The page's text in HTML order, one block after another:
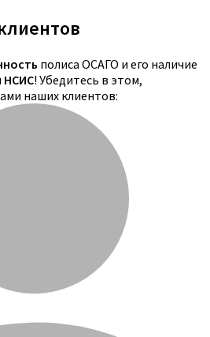
полиса ОСАГО и его наличие
НСИС! Убедитесь в этом,
наших клиентов: